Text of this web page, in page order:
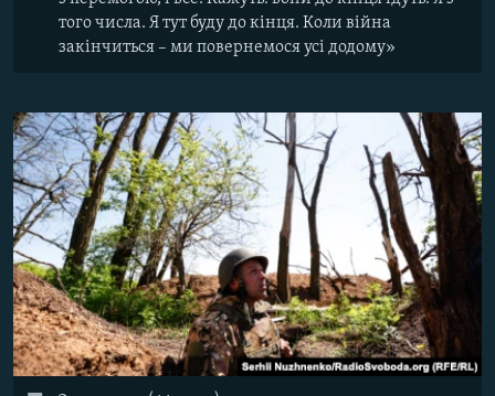
того числа. Я тут буду до кінця. Коли війна
закінчиться – ми повернемося усі додому»